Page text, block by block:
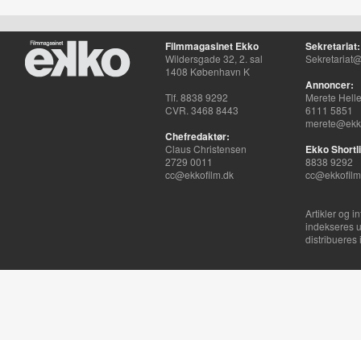
Filmmagasinet Ekko
Wildersgade 32, 2. sal
1408 København K
Tlf. 8838 9292
CVR. 3468 8443
Chefredaktør:
Claus Christensen
2729 0011
cc@ekkofilm.dk
Sekretariat:
Annoncer:
Merete
6111 5851
Ekko
8838 9292
Artikler og
indekseres
distribueres